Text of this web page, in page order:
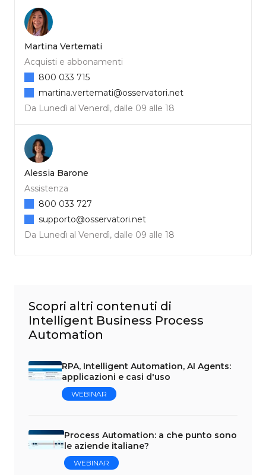
Martina Vertemati
Acquisti e abbonamenti
Da Lunedì al Venerdì, dalle 09 alle 18
800 033 715
martina.vertemati@osservatori.net
Alessia Barone
Assistenza
Da Lunedì al Venerdì, dalle 09 alle 18
800 033 727
supporto@osservatori.net
Scopri altri contenuti di
Intelligent Business Process
Automation
RPA, Intelligent Automation, AI Agents:
applicazioni e casi d'uso
WEBINAR
Process Automation: a che punto sono
le aziende italiane?
WEBINAR